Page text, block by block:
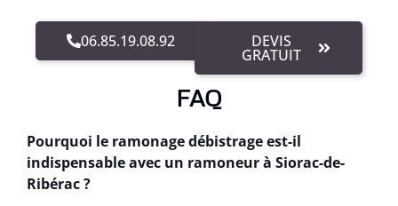
06.85.19.08.92 DEVIS
GRATUIT
FAQ
Pourquoi le ramonage débistrage est-il
indispensable avec un ramoneur à Siorac-de-
Ribérac ?